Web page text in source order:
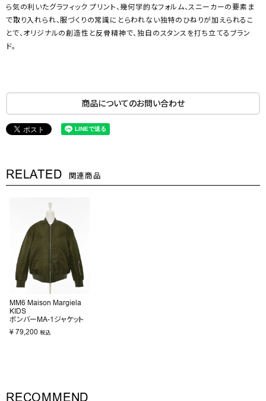
ら気の利いたグラフィック プリント、幾何学的なフォルム、スニーカーの要素ま
で取り入れられ、服づくりの常識にとらわれない独特のひねりが加えられるこ
とで、オリジナルの創造性と反骨精神で、独自のスタンスを打ち立てるブラン
ド。
商品についてのお問い合わせ
RELATED 関連商品
MM6 Maison Margiela
KIDS
ボンバーMA-1ジャケット
¥ 79,200 税込
RECOMMEND